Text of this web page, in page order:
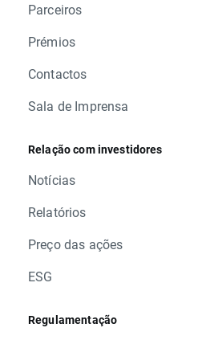
Parceiros
Prémios
Contactos
Sala de Imprensa
Relação com investidores
Notícias
Relatórios
Preço das ações
ESG
Regulamentação